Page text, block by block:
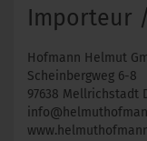
Importeur
Hofmann Helmut
Scheinbergweg 6-8
97638 Mellrichstadt